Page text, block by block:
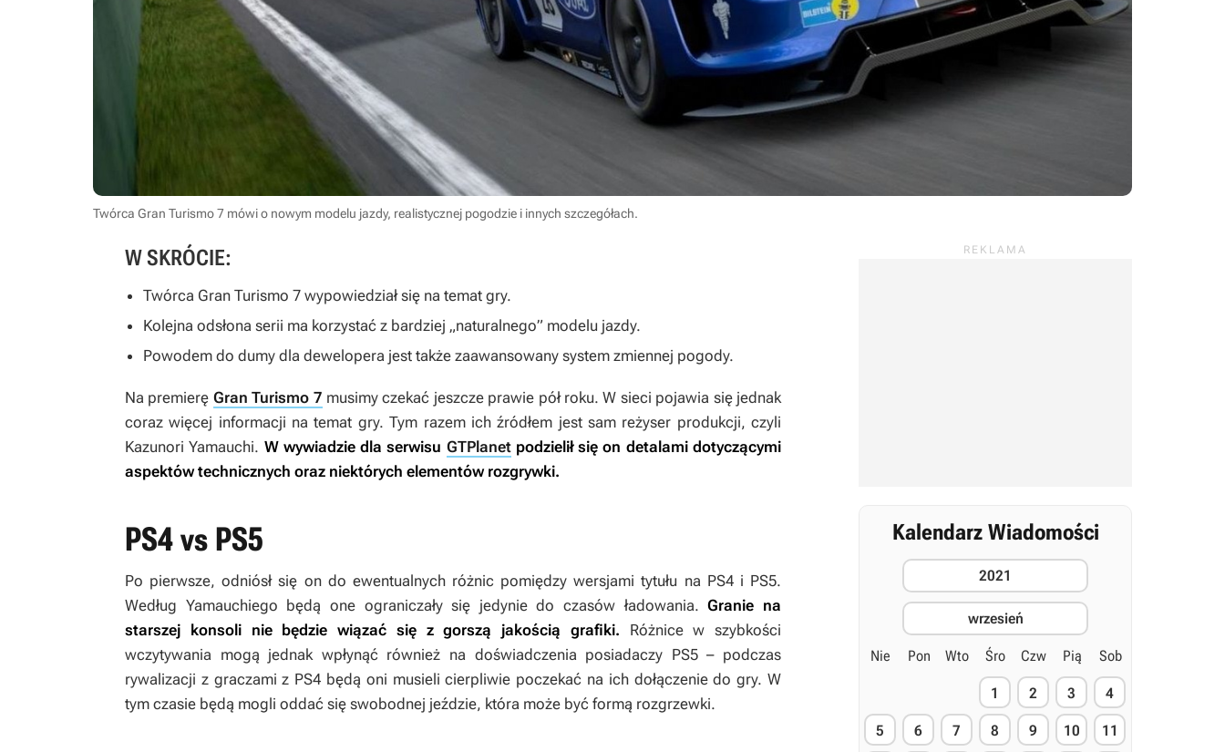
Twórca Gran Turismo 7 mówi o nowym modelu jazdy, realistycznej pogodzie i innych szczegółach.
W SKRÓCIE:
Twórca Gran Turismo 7 wypowiedział się na temat gry.
Kolejna odsłona serii ma korzystać z bardziej „naturalnego” modelu jazdy.
Powodem do dumy dla dewelopera jest także zaawansowany system zmiennej pogody.
Na premierę Gran Turismo 7 musimy czekać jeszcze prawie pół roku. W sieci pojawia się jednak
coraz więcej informacji na temat gry. Tym razem ich źródłem jest sam reżyser produkcji, czyli
Kazunori Yamauchi. W wywiadzie dla serwisu GTPlanetpodzielił się on detalami dotyczącymi
aspektów technicznych oraz niektórych elementów rozgrywki.
PS4 vs PS5
Po pierwsze, odniósł się on do ewentualnych różnic pomiędzy wersjami tytułu na PS4 i PS5.
Według Yamauchiego będą one ograniczały się jedynie do czasów ładowania.Granie na
starszej konsoli nie będzie wiązać się z gorszą jakością grafiki. Różnice w szybkości
wczytywania mogą jednak wpłynąć również na doświadczenia posiadaczy PS5 – podczas
rywalizacji z graczami z PS4 będą oni musieli cierpliwie poczekać na ich dołączenie do gry. W
tym czasie będą mogli oddać się swobodnej jeździe, która może być formą rozgrzewki.
Kalendarz Wiadomości
2021
wrzesień
Nie Pon Wto Śro Czw Pią Sob
1 2 3 4
5 6 7 8 9 10 11